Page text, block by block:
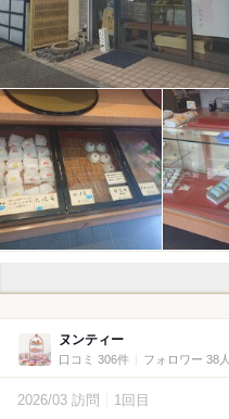
ヌンティー
口コミ 306件 フォロワー 38人
2026/03 訪問 1回目